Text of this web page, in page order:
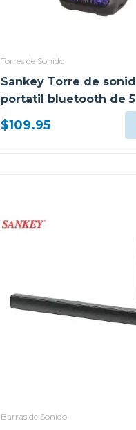
Torres de Sonido
Sankey Torre de
portatil bluetooth de
10dcc54t
$109.95
Barras de Sonido